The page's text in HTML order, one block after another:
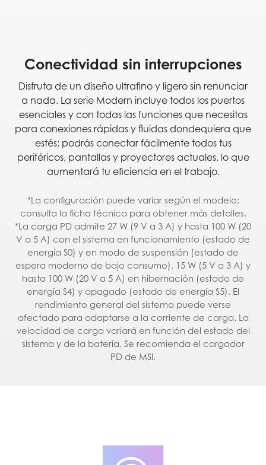
Conectividad sin interrupciones
Disfruta de un diseño ultrafino y ligero sin renunciar
a nada. La serie Modern incluye todos los puertos
esenciales y con todas las funciones que necesitas
para conexiones rápidas y fluidas dondequiera que
estés; podrás conectar fácilmente todos tus
periféricos, pantallas y proyectores actuales, lo que
aumentará tu eficiencia en el trabajo.
*La configuración puede variar según el modelo;
consulta la ficha técnica para obtener más detalles.
*La carga PD admite 27 W (9 V a 3 A) y hasta 100 W (20
V a 5 A) con el sistema en funcionamiento (estado de
energía S0) y en modo de suspensión (estado de
espera moderno de bajo consumo), 15 W (5 V a 3 A) y
hasta 100 W (20 V a 5 A) en hibernación (estado de
energía S4) y apagado (estado de energía S5). El
rendimiento general del sistema puede verse
afectado para adaptarse a la corriente de carga. La
velocidad de carga variará en función del estado del
sistema y de la batería. Se recomienda el cargador
PD de MSI.